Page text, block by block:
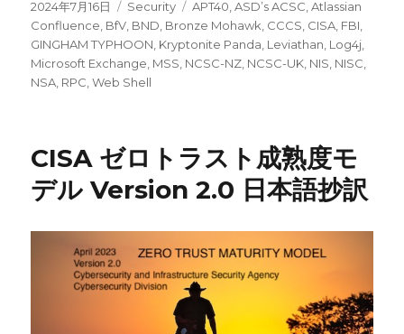
投
稿
日:
2024年7月16日
カ
テ
ゴ
リ
ー
Security
タ
グ
APT40 ,ASD’s ACSC ,Atlassian
Confluence BfV BND Bronze Mohawk CCCS CISA FBI
GINGHAM TYPHOON Kryptonite Panda Leviathan Log4j
Microsoft Exchange MSS NCSC-NZ NCSC-UK NIS NISC
NSA RPC ,Web Shell
CISA ゼロトラスト成熟度モ
デル Version 2.0 日本語抄訳